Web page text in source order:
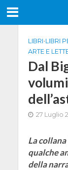
LIBRI•LIBRI
ARTE E
Dal
27 Luglio
La
qualche
della